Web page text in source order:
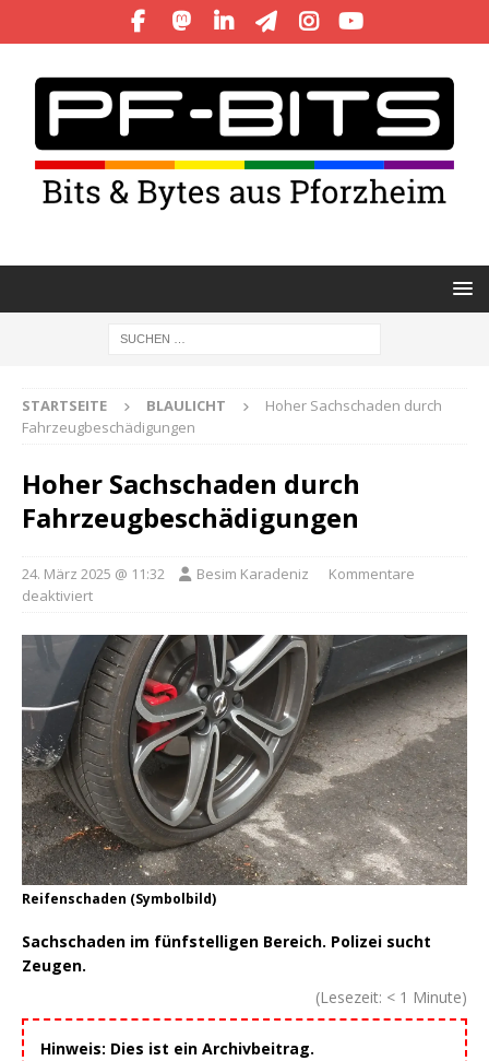
STARTSEITE BLAULICHT
Hoher Sachschaden durch
Fahrzeugbeschädigungen
Hoher Sachschaden durch
Fahrzeugbeschädigungen
24. März 2025 @ 11:32 Besim Karadeniz
Kommentare
deaktiviert
Reifenschaden (Symbolbild)
Sachschaden im fünfstelligen Bereich. Polizei sucht
Zeugen.
(Lesezeit: < 1 Minute)
Hinweis: Dies ist ein Archivbeitrag.